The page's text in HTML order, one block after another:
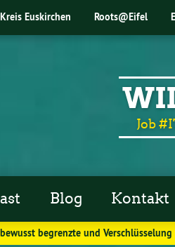
Euskirchen Roots@Eifel
Job
Blog Kontakt
begrenzte und